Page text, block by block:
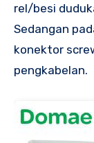
rel/besi
Sedangan
konektor
pengkabelan.